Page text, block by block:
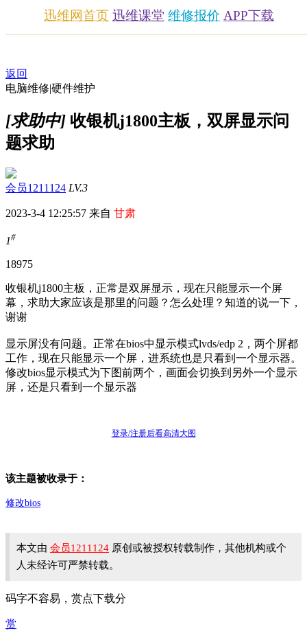
迅维网首页 迅维课堂 维修报价 APP下载
返回
电脑维修|硬件维护
[求助中] 收银机j1800主板，双屏显示问
题求助
会员1211124 LV.3
2023-3-4 12:25:57 来自 甘肃
1#
18975
收银机j1800主板，正常是双屏显示，现在只能显示一个屏
幕，求助大家应该是那里的问题？怎么处理？知道的说一下，
谢谢
显示屏没有问题。正常在bios中显示模式lvds/edp 2，两个屏都
工作，现在只能显示一个屏，进系统也是只看到一个显示器。
修改bios显示模式为下图前两个，画面会切换到另外一个显示
屏，还是只看到一个显示器
登录/注册后看高清大图
该主题被收录于：
修改bios
本文由 会员1211124 原创或被授权转载制作，其他机构或个
人未经许可严禁转载。
码字不容易，赏点下载分
赏